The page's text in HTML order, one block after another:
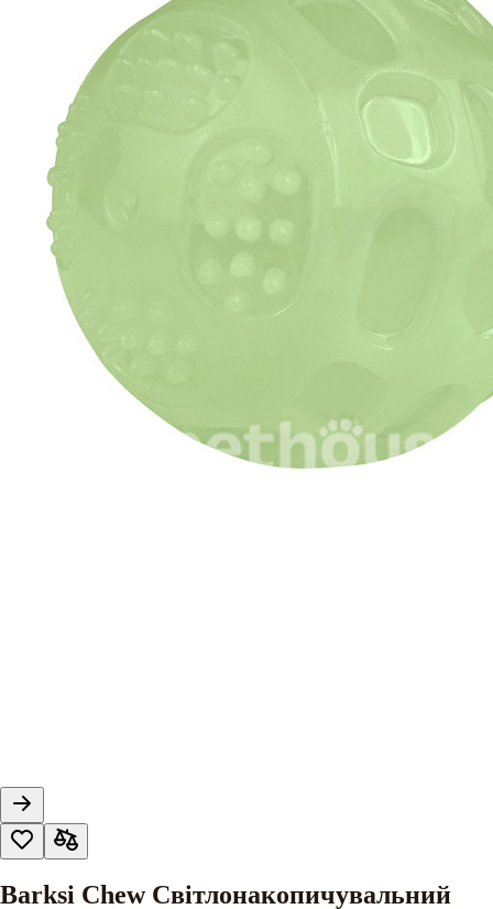
Barksi Chew Світлонакопичувальний